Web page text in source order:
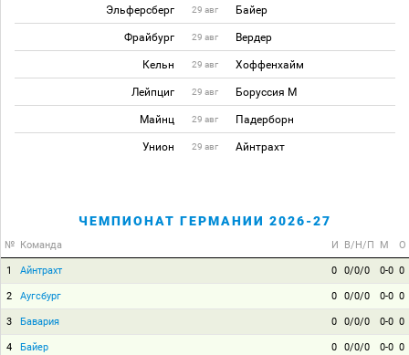
Эльферсберг 29 авг Байер
Фрайбург 29 авг Вердер
Кельн 29 авг Хоффенхайм
Лейпциг 29 авг Боруссия М
Майнц 29 авг Падерборн
Унион 29 авг Айнтрахт
ЧЕМПИОНАТ ГЕРМАНИИ 2026-27
№ Команда И В/Н/П М О
1 Айнтрахт 0 0/0/0 0-0 0
2 Аугсбург 0 0/0/0 0-0 0
3 Бавария 0 0/0/0 0-0 0
4 Байер 0 0/0/0 0-0 0